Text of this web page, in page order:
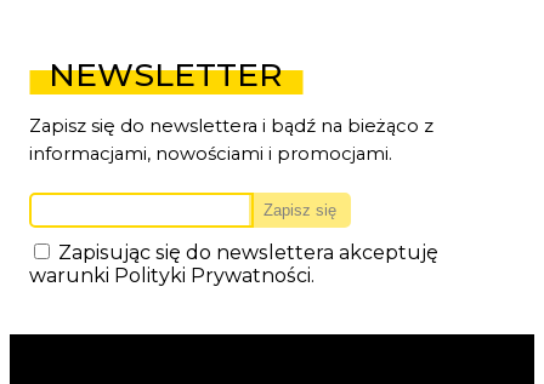
NEWSLETTER
Zapisz się do newslettera i bądź na bieżąco z
informacjami, nowościami i promocjami.
Zapisując się do newslettera akceptuję
warunki Polityki Prywatności.